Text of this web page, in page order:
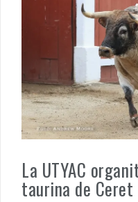
La UTYAC
taurina de Ceret